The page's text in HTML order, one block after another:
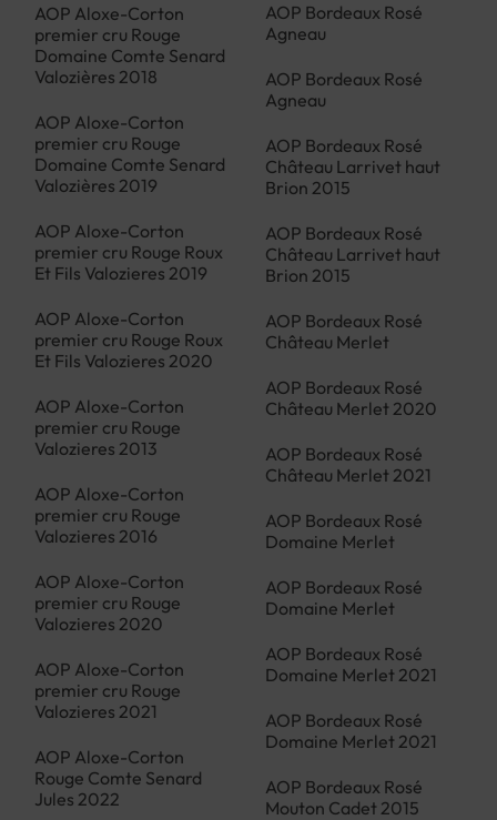
AOP Aloxe-Corton
premier cru Rouge
Domaine Comte Senard
Valozières 2018
AOP Aloxe-Corton
premier cru Rouge
Domaine Comte Senard
Valozières 2019
AOP Aloxe-Corton
premier cru Rouge Roux
Et Fils Valozieres 2019
AOP Aloxe-Corton
premier cru Rouge Roux
Et Fils Valozieres 2020
AOP Aloxe-Corton
premier cru Rouge
Valozieres 2013
AOP Aloxe-Corton
premier cru Rouge
Valozieres 2016
AOP Aloxe-Corton
premier cru Rouge
Valozieres 2020
AOP Aloxe-Corton
premier cru Rouge
Valozieres 2021
AOP Aloxe-Corton
Rouge Comte Senard
Jules 2022
AOP Bordeaux Rosé
Agneau
AOP Bordeaux Rosé
Agneau
AOP Bordeaux Rosé
Château Larrivet haut
Brion 2015
AOP Bordeaux Rosé
Château Larrivet haut
Brion 2015
AOP Bordeaux Rosé
Château Merlet
AOP Bordeaux Rosé
Château Merlet 2020
AOP Bordeaux Rosé
Château Merlet 2021
AOP Bordeaux Rosé
Domaine Merlet
AOP Bordeaux Rosé
Domaine Merlet
AOP Bordeaux Rosé
Domaine Merlet 2021
AOP Bordeaux Rosé
Domaine Merlet 2021
AOP Bordeaux Rosé
Mouton Cadet 2015